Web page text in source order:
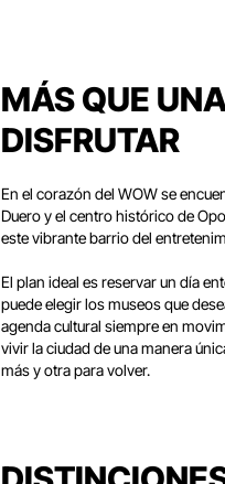
MÁS QUE
DISFRUTAR
En el corazón del WOW se
Duero y el centro histórico de
este vibrante barrio del
El plan ideal es reservar un día
puede elegir los museos que
agenda cultural siempre en
vivir la ciudad de una manera
más y otra para volver.